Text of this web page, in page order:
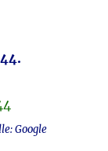
Google